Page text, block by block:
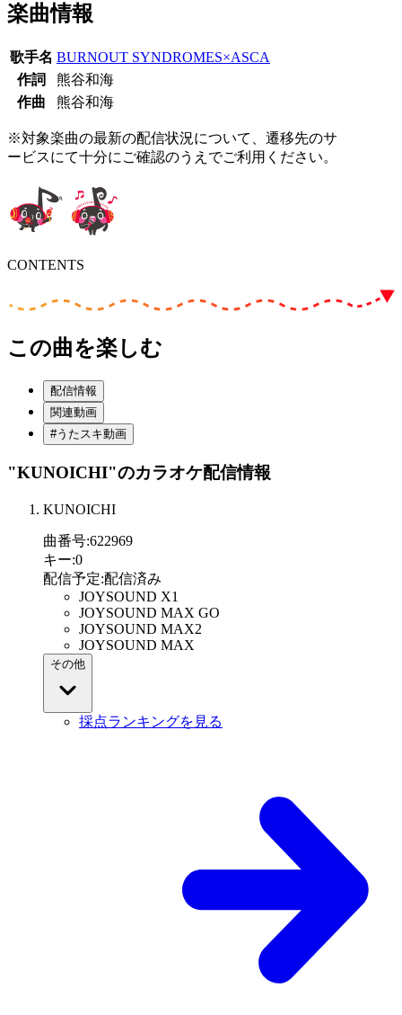
楽曲情報
歌手名 BURNOUT SYNDROMES×ASCA
作詞
熊谷和海
作曲
熊谷和海
※対象楽曲の最新の配信状況について、遷移先のサ
ービスにて十分にご確認のうえでご利用ください。
CONTENTS
この曲を楽しむ
配信情報
関連動画
#うたスキ動画
"KUNOICHI"のカラオケ配信情報
KUNOICHI
曲番号:622969
キー:0
配信予定:配信済み
JOYSOUND X1
JOYSOUND MAX GO
JOYSOUND MAX2
JOYSOUND MAX
その他
採点ランキングを見る